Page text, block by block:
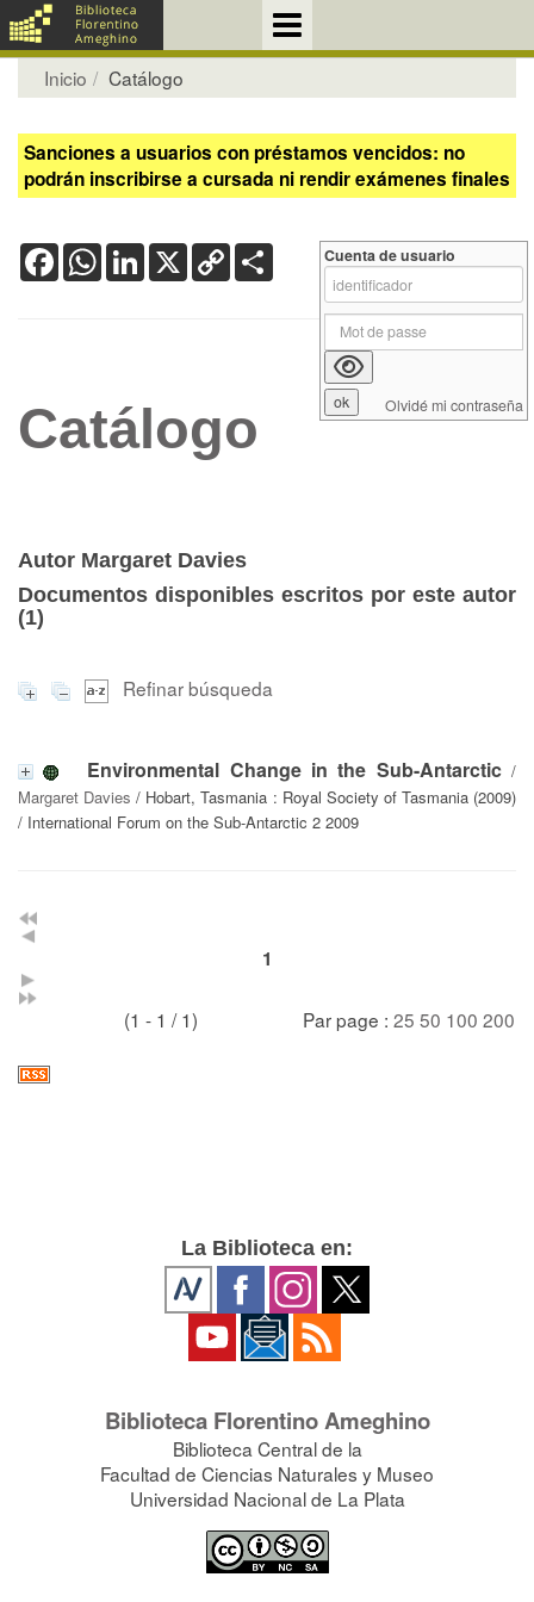
Inicio Catálogo
Sanciones a usuarios con préstamos vencidos: no
podrán inscribirse a cursada ni rendir exámenes finales
FacebookWhatsApp
LinkedIn
X Copy
Link
Catálogo
Autor Margaret Davies
Documentos disponibles escritos por este autor
(1)
Refinar búsqueda
Environmental Change in the Sub-Antarctic/
Margaret Davies / Hobart, Tasmania : Royal Society of Tasmania (2009)
/ International Forum on the Sub-Antarctic 2 2009
1
(1 - 1 / 1) Par page : 25 50 100 200
Cuenta de usuario
Olvidé mi contraseña
La Biblioteca en:
Biblioteca Florentino Ameghino
Biblioteca Central de la
Facultad de Ciencias Naturales y Museo
Universidad Nacional de La Plata